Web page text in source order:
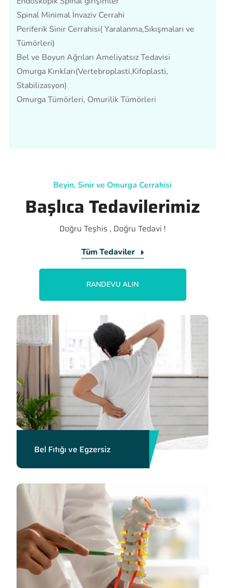
Spinal Minimal İnvaziv Cerrahi
Periferik Sinir Cerrahisi( Yaralanma,Sıkışmaları ve
Tümörleri)
Bel ve Boyun Ağrıları Ameliyatsız Tedavisi
Omurga Kırıkları(Vertebroplasti,Kifoplasti,
Stabilizasyon)
Omurga Tümörleri, Omurilik Tümörleri
Beyin, Sinir ve Omurga Cerrahisi
Başlıca Tedavilerimiz
Doğru Teşhis , Doğru Tedavi !
Tüm Tedaviler
RANDEVU ALIN
Bel Fıtığı ve Egzersiz